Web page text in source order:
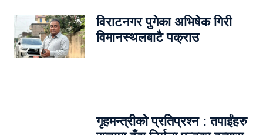
विराटनगर पुगेका अभिषेक गिरी
विमानस्थलबाटै पक्राउ
गृहमन्त्रीको प्रतिप्रश्न : तपाईंहरु